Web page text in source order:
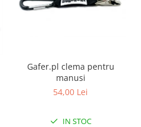
Gafer.pl clema pentru
manusi
54,00 Lei
IN STOC